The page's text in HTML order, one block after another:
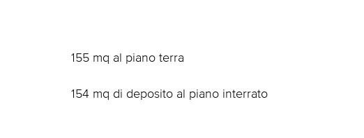
155 mq al piano terra
154 mq di deposito al piano interrato